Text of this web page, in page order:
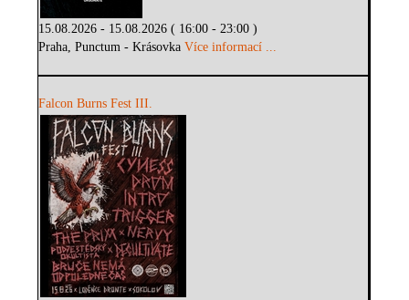
15.08.2026 - 15.08.2026 ( 16:00 - 23:00 )
Praha, Punctum - KrásovkaVíce informací ...
Falcon Burns Fest III.